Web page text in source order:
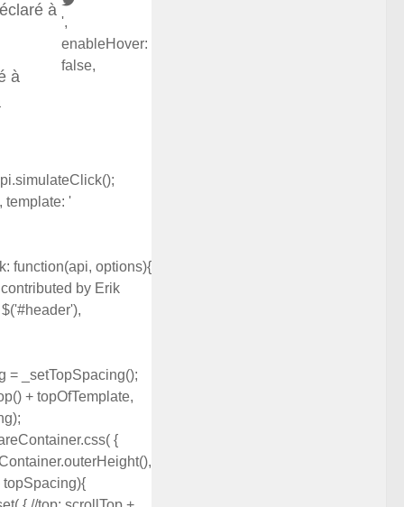
à
à
',
enableHover:
false,
template: '
function(api, options){
by Erik
= _setTopSpacing();
+ topOfTemplate,
{
topSpacing){